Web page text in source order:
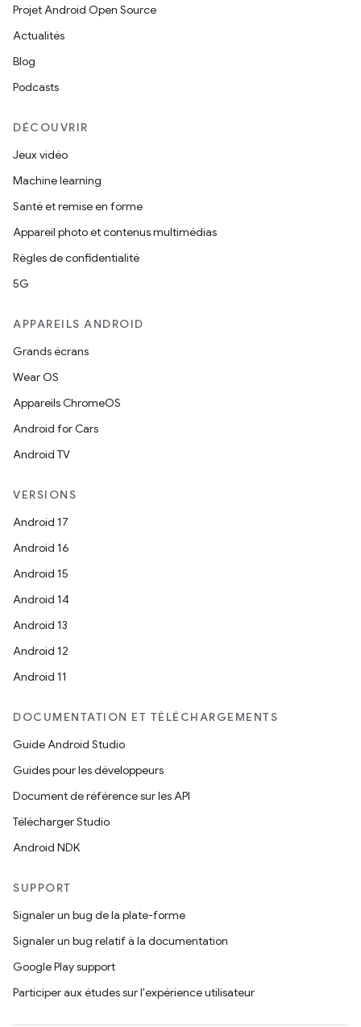
Projet Android Open Source
Actualités
Blog
Podcasts
DÉCOUVRIR
Jeux vidéo
Machine learning
Santé et remise en forme
Appareil photo et contenus multimédias
Règles de confidentialité
5G
APPAREILS ANDROID
Grands écrans
Wear OS
Appareils ChromeOS
Android for Cars
Android TV
VERSIONS
Android 17
Android 16
Android 15
Android 14
Android 13
Android 12
Android 11
DOCUMENTATION ET TÉLÉCHARGEMENTS
Guide Android Studio
Guides pour les développeurs
Document de référence sur les API
Télécharger Studio
Android NDK
SUPPORT
Signaler un bug de la plate-forme
Signaler un bug relatif à la documentation
Google Play support
Participer aux études sur l'expérience utilisateur